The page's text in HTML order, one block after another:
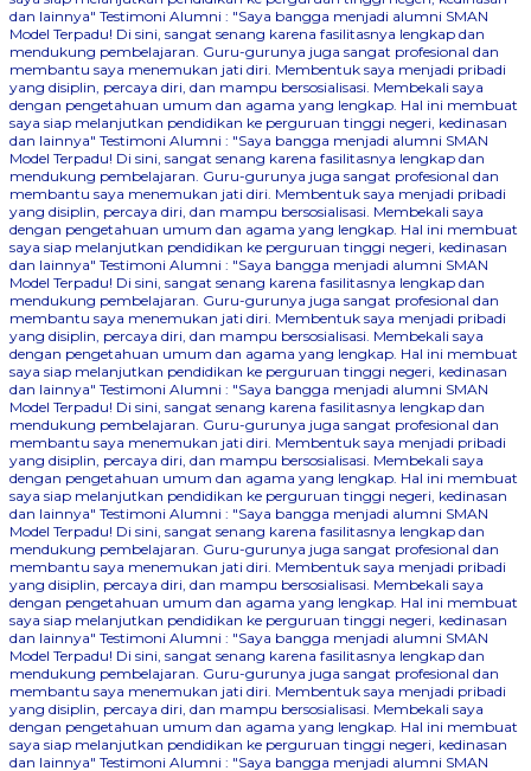
dan lainnya" Testimoni Alumni : "Saya bangga menjadi alumni SMAN
Model Terpadu! Di sini, sangat senang karena fasilitasnya lengkap dan
mendukung pembelajaran. Guru-gurunya juga sangat profesional dan
membantu saya menemukan jati diri. Membentuk saya menjadi pribadi
yang disiplin, percaya diri, dan mampu bersosialisasi. Membekali saya
dengan pengetahuan umum dan agama yang lengkap. Hal ini membuat
saya siap melanjutkan pendidikan ke perguruan tinggi negeri, kedinasan
dan lainnya" Testimoni Alumni : "Saya bangga menjadi alumni SMAN
Model Terpadu! Di sini, sangat senang karena fasilitasnya lengkap dan
mendukung pembelajaran. Guru-gurunya juga sangat profesional dan
membantu saya menemukan jati diri. Membentuk saya menjadi pribadi
yang disiplin, percaya diri, dan mampu bersosialisasi. Membekali saya
dengan pengetahuan umum dan agama yang lengkap. Hal ini membuat
saya siap melanjutkan pendidikan ke perguruan tinggi negeri, kedinasan
dan lainnya" Testimoni Alumni : "Saya bangga menjadi alumni SMAN
Model Terpadu! Di sini, sangat senang karena fasilitasnya lengkap dan
mendukung pembelajaran. Guru-gurunya juga sangat profesional dan
membantu saya menemukan jati diri. Membentuk saya menjadi pribadi
yang disiplin, percaya diri, dan mampu bersosialisasi. Membekali saya
dengan pengetahuan umum dan agama yang lengkap. Hal ini membuat
saya siap melanjutkan pendidikan ke perguruan tinggi negeri, kedinasan
dan lainnya" Testimoni Alumni : "Saya bangga menjadi alumni SMAN
Model Terpadu! Di sini, sangat senang karena fasilitasnya lengkap dan
mendukung pembelajaran. Guru-gurunya juga sangat profesional dan
membantu saya menemukan jati diri. Membentuk saya menjadi pribadi
yang disiplin, percaya diri, dan mampu bersosialisasi. Membekali saya
dengan pengetahuan umum dan agama yang lengkap. Hal ini membuat
saya siap melanjutkan pendidikan ke perguruan tinggi negeri, kedinasan
dan lainnya" Testimoni Alumni : "Saya bangga menjadi alumni SMAN
Model Terpadu! Di sini, sangat senang karena fasilitasnya lengkap dan
mendukung pembelajaran. Guru-gurunya juga sangat profesional dan
membantu saya menemukan jati diri. Membentuk saya menjadi pribadi
yang disiplin, percaya diri, dan mampu bersosialisasi. Membekali saya
dengan pengetahuan umum dan agama yang lengkap. Hal ini membuat
saya siap melanjutkan pendidikan ke perguruan tinggi negeri, kedinasan
dan lainnya" Testimoni Alumni : "Saya bangga menjadi alumni SMAN
Model Terpadu! Di sini, sangat senang karena fasilitasnya lengkap dan
mendukung pembelajaran. Guru-gurunya juga sangat profesional dan
membantu saya menemukan jati diri. Membentuk saya menjadi pribadi
yang disiplin, percaya diri, dan mampu bersosialisasi. Membekali saya
dengan pengetahuan umum dan agama yang lengkap. Hal ini membuat
saya siap melanjutkan pendidikan ke perguruan tinggi negeri, kedinasan
dan lainnya" Testimoni Alumni : "Saya bangga menjadi alumni SMAN